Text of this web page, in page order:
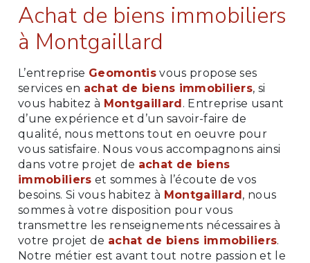
achat de biens immobiliers
à Montgaillard
L’entreprise Geomontis vous propose ses
services en achat de biens immobiliers, si
vous habitez à Montgaillard. Entreprise usant
d’une expérience et d’un savoir-faire de
qualité, nous mettons tout en oeuvre pour
vous satisfaire. Nous vous accompagnons ainsi
dans votre projet de achat de biens
immobiliers et sommes à l’écoute de vos
besoins. Si vous habitez à Montgaillard, nous
sommes à votre disposition pour vous
transmettre les renseignements nécessaires à
votre projet de achat de biens immobiliers.
Notre métier est avant tout notre passion et le